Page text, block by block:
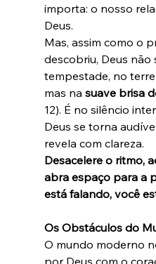
importa: o nosso
Deus.
Mas, assim como o
descobriu, Deus não
tempestade, no
mas na suave brisa
12). É no silêncio
Deus se torna
revela com clareza.
Desacelere o ritmo,
abra espaço para a
está falando, você
Os Obstáculos do
O mundo moderno